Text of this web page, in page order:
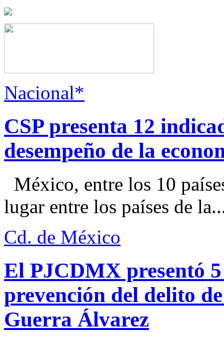
Nacional*
CSP presenta 12
desempeño de la
México, entre los 10
lugar entre los países de
Cd. de México
El PJCDMX presentó
prevención del delito
Guerra Álvarez